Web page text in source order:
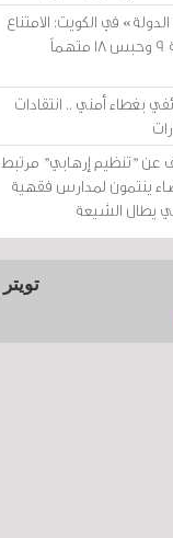
في الكويت: الامتناع
عن معاقبة 109 مدونين وتبرئة 9 وحبس 18 متهماً
بغطاء أمني .. انتقادات
عن "تنظيم إرهابي" مرتبط
ينتمون لمدارس فقهية
يطال الشيعة
تويتر